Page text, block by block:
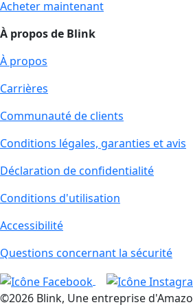
Acheter maintenant
À propos de Blink
À propos
Carrières
Communauté de clients
Conditions légales, garanties et avis
Déclaration de confidentialité
Conditions d'utilisation
Accessibilité
Questions concernant la sécurité
©2026 Blink, Une entreprise